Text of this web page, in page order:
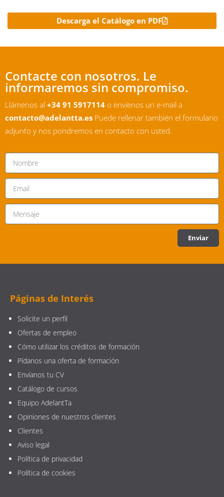
Descarga el Catálogo en PDF
Contacte con nosotros. Le
informaremos sin compromiso.
Llámenos al +34 91 5917114o envíenos un e-mail a
contacto@adelantta.es Puede rellenar también el formulario
adjunto y nos pondremos en contacto con usted.
Enviar
Páginas de Interés
Solicite un perfil
Ofertas de empleo
Cómo utilizar los créditos de formación
Pídanos una oferta de formación
Envíanos tu CV
Catálogo de cursos
Equipo AdelantTa
Opiniones de nuestros clientes
Clientes
Aviso legal
Política de privacidad
Política de cookies